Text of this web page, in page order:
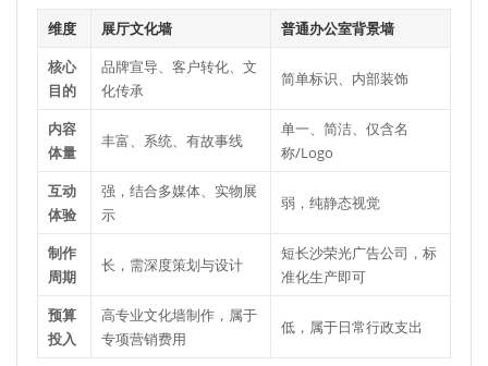
维度 展厅文化墙
普通办公室背景墙
核心
目的
品牌宣导、客户转化、文
化传承
简单标识、内部装饰
内容
体量
丰富、系统、有故事线
单一、简洁、仅含名
称/Logo
互动
体验
强，结合多媒体、实物展
示
弱，纯静态视觉
制作
周期
长，需深度策划与设计
短长沙荣光广告公司，标
准化生产即可
预算
投入
高专业文化墙制作，属于
专项营销费用
低，属于日常行政支出